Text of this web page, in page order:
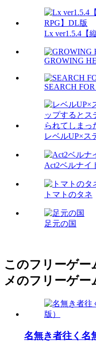
Lx ver1.5.4【
GROWING
SEARCH
レベルUP×ス
Act2ベルナイ
トマトのタネ
足元の国
このフリーゲー
メのフリーゲー
名無き者往く